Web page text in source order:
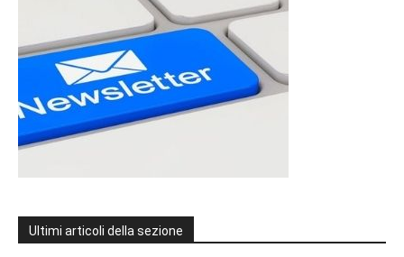
Ultimi articoli della sezione